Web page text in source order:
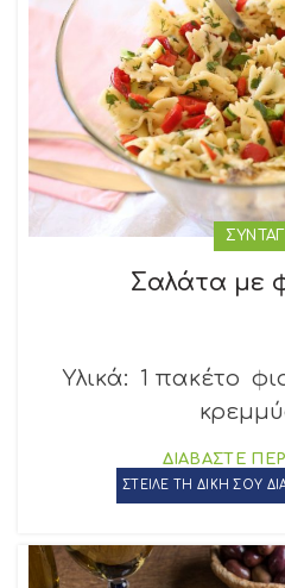
Σαλάτα με
Υλικά: 1 πακέτο
ΔΙΑΒΑΣΤΕ
ΣΤΕΙΛΕ ΤΗ ΔΙΚΗ ΣΟΥ